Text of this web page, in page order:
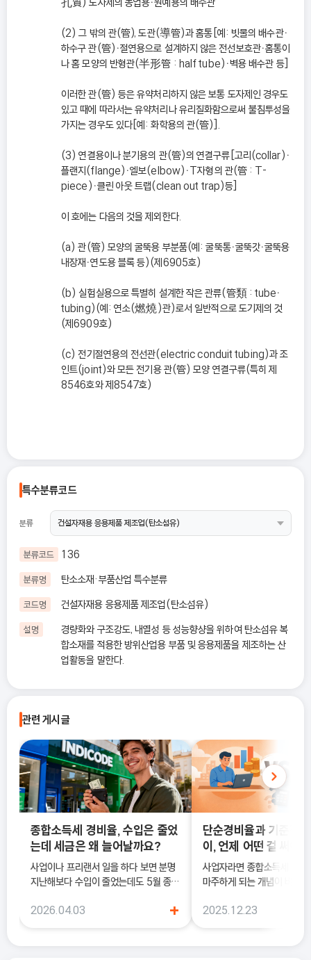
(2) 그 밖의 관(管), 도관(導管)과 홈통[예: 빗물의 배수관ㆍ
하수구 관(管)ㆍ절연용으로 설계하지 않은 전선보호관ㆍ홈통이
나 홈 모양의 반형관(半形管 : half tube)ㆍ벽용 배수관 등]
이러한 관(管) 등은 유약처리하지 않은 보통 도자제인 경우도
있고 때에 따라서는 유약처리나 유리질화함으로써 불침투성을
가지는 경우도 있다[예: 화학용의 관(管)].
(3) 연결용이나 분기용의 관(管)의 연결구류[고리(collar)ㆍ
플랜지(flange)ㆍ엘보(elbow)ㆍT자형의 관(管 : T-
piece)ㆍ클린 아웃 트랩(clean out trap)등]
이 호에는 다음의 것을 제외한다.
(a) 관(管) 모양의 굴뚝용 부분품(예: 굴뚝통ㆍ굴뚝갓ㆍ굴뚝용
내장재ㆍ연도용 블록 등)(제6905호)
(b) 실험실용으로 특별히 설계한 작은 관류(管類 : tubeㆍ
tubing)(예: 연소(燃燒)관)로서 일반적으로 도기제의 것
(제6909호)
(c) 전기절연용의 전선관(electric conduit tubing)과 조
인트(joint)와 모든 전기용 관(管) 모양 연결구류(특히 제
8546호와 제8547호)
특수분류코드
분류
분류코드 136
분류명 탄소소재·부품산업 특수분류
코드명 건설자재용 응용제품 제조업(탄소섬유)
설명
경량화와 구조강도, 내열성 등 성능향샹을 위하여 탄소섬유 복
합소재를 적용한 방위산업용 부품 및 응용제품을 제조하는 산
업활동을 말한다.
관련 게시글
종합소득세 경비율, 수입은 줄었
는데 세금은 왜 늘어날까요?
사업이나 프리랜서 일을 하다 보면 분명
지난해보다 수입이 줄었는데도 5월 종합
더 늘어난 것처럼 느껴질 때가 있어요. 이
2026.04.03 +
단순경비율과 기준경
이, 언제 어떤 걸 써야
사업자라면 종합소득세 신고
마주하게 되는 개념이 바로
에서는 이 두 가지의 차이를
2025.12.23